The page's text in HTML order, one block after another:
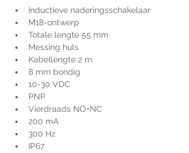
Inductieve naderingsschakelaar
M18-ontwerp
Totale lengte 55 mm
Messing huls
Kabellengte 2 m
8 mm bondig
10-30 VDC
PNP
Vierdraads NO+NC
200 mA
300 Hz
IP67